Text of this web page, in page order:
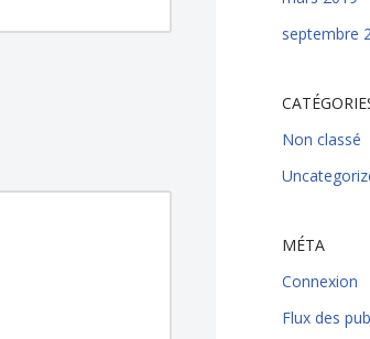
septembre
Non classé
MÉTA
Connexion
Flux des